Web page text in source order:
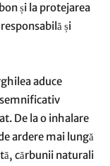
și la protejarea
și
aduce
De la o inhalare
ardere mai lungă
cărbunii naturali